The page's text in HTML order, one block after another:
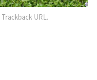
Trackback URL.